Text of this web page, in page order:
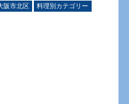
阪市北区 料理別カテゴリー